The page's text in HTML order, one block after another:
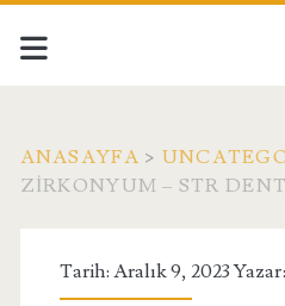
ANASAYFA >
ZIRKONYUM – STR DENT
Tarih: Aralık 9, 2023 Yazar: